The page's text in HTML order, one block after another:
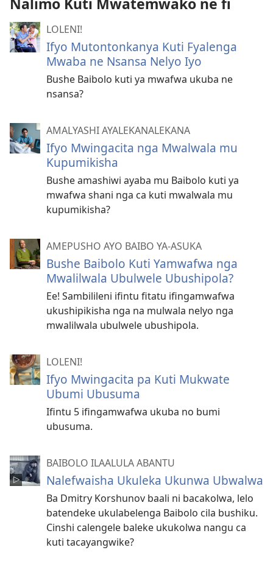
LOLENI!
Ifyo Mutontonkanya Kuti Fyalenga
Mwaba ne Nsansa Nelyo Iyo
Bushe Baibolo kuti ya mwafwa ukuba ne
nsansa?
AMALYASHI AYALEKANALEKANA
Ifyo Mwingacita nga Mwalwala mu
Kupumikisha
Bushe amashiwi ayaba mu Baibolo kuti ya
mwafwa shani nga ca kuti mwalwala mu
kupumikisha?
AMEPUSHO AYO BAIBO YA-ASUKA
Bushe Baibolo Kuti Yamwafwa nga
Mwalilwala Ubulwele Ubushipola?
Ee! Sambilileni ifintu fitatu ifingamwafwa
ukushipikisha nga na mulwala nelyo nga
mwalilwala ubulwele ubushipola.
LOLENI!
Ifyo Mwingacita pa Kuti Mukwate
Ubumi Ubusuma
Ifintu 5 ifingamwafwa ukuba no bumi
ubusuma.
BAIBOLO ILAALULA ABANTU
Nalefwaisha Ukuleka Ukunwa Ubwalwa
Ba Dmitry Korshunov baali ni bacakolwa, lelo
batendeke ukulabelenga Baibolo cila bushiku.
Cinshi calengele baleke ukukolwa nangu ca
kuti tacayangwike?